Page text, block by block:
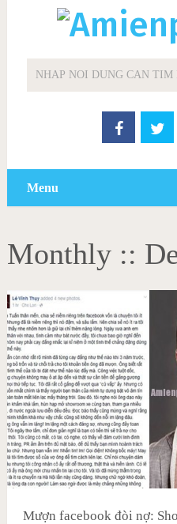
Menu
Monthly ::
Mượn facebook đòi nợ: